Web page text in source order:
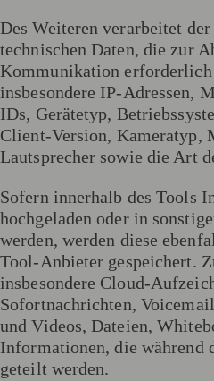
Des Weiteren verarbeitet
technischen Daten, die zur
Kommunikation erforderlich
insbesondere IP-Adressen,
IDs, Gerätetyp,
Client-Version, Kameratyp,
Lautsprecher sowie die Art
Sofern innerhalb des Tools
hochgeladen oder in
werden, werden diese
Tool-Anbieter gespeichert.
insbesondere Cloud-
Sofortnachrichten,
und Videos, Dateien,
Informationen, die während
geteilt werden.